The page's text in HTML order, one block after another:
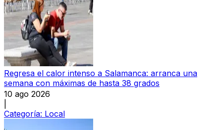
Regresa el calor intenso a Salamanca: arranca una
semana con máximas de hasta 38 grados
10 ago 2026
Categoría: Local